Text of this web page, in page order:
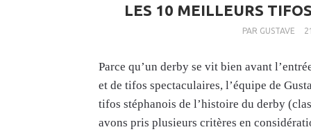
LES 10 MEILLEURS
PAR GUSTAVE
Parce qu’un derby se vit bien avant
et de tifos spectaculaires, l’équipe de
tifos stéphanois de l’histoire du derby
avons pris plusieurs critères en